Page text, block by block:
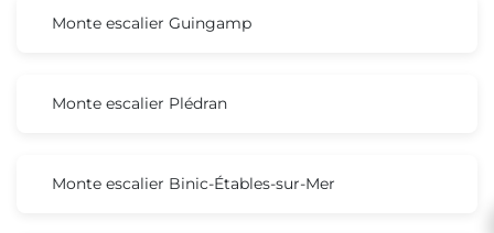
Monte escalier Guingamp
Monte escalier Plédran
Monte escalier Binic-Étables-sur-Mer